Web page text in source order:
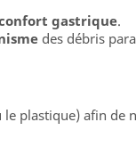
gastrique.
des débris
plastique) afin de